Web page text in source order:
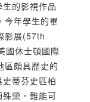
的影視作品
今年學生的畢
影展(57th
國休士頓國際
區頗具歷史的
蒂芬史匹柏
榮。難能可